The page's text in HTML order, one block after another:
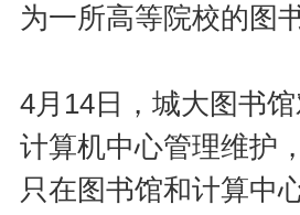
为一所高等院校的图
4月14日，城大图书
计算机中心管理维护
只在图书馆和计算中